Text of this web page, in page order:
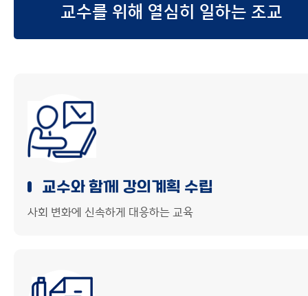
주요 성과
교수를 위해 열심히 일하는 조교
교수와 함께 강의계획 수립
사회 변화에 신속하게 대응하는 교육